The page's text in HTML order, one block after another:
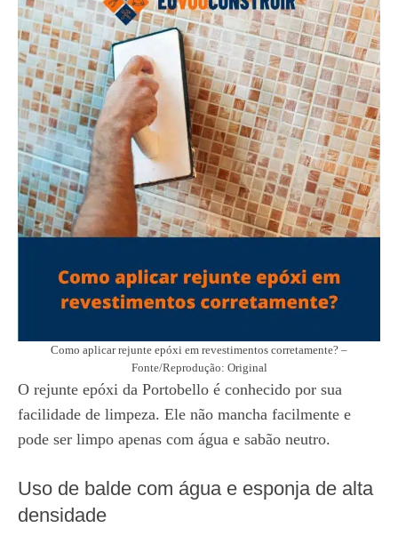
Como aplicar rejunte epóxi em revestimentos corretamente? –
Fonte/Reprodução: Original
O rejunte epóxi da Portobello é conhecido por sua
facilidade de limpeza. Ele não mancha facilmente e
pode ser limpo apenas com água e sabão neutro.
Uso de balde com água e esponja de alta
densidade